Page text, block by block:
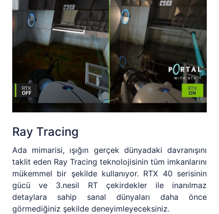
Ray Tracing
Ada mimarisi, ışığın gerçek dünyadaki davranışını
taklit eden Ray Tracing teknolojisinin tüm imkanlarını
mükemmel bir şekilde kullanıyor. RTX 40 serisinin
gücü ve 3.nesil RT çekirdekler ile inanılmaz
detaylara sahip sanal dünyaları daha önce
görmediğiniz şekilde deneyimleyeceksiniz.